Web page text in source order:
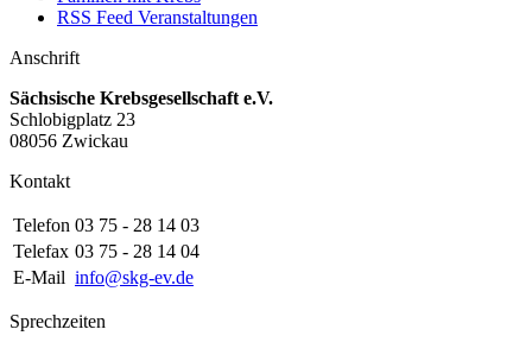
RSS Feed Veranstaltungen
Anschrift
Sächsische Krebsgesellschaft e.V.
Schlobigplatz 23
08056 Zwickau
Kontakt
Telefon 03 75 - 28 14 03
Telefax 03 75 - 28 14 04
E-Mail info@skg-ev.de
Sprechzeiten